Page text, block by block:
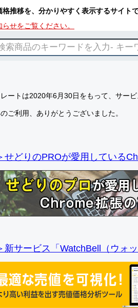
推移を、分かりやすく表示するサイト
せをご覧ください。
ートは2020年6月30日をもって、サービ
ご利用、ありがとうございました。
せどりのPROが愛用している
新サービス「WatchBell（ウォ